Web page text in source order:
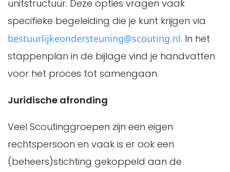
unitstructuur. Deze opties vragen vaak
specifieke begeleiding die je kunt krijgen via
bestuurlijkeondersteuning@scouting.nl. In het
stappenplan in de bijlage vind je handvatten
voor het proces tot samengaan.
Juridische afronding
Veel Scoutinggroepen zijn een eigen
rechtspersoon en vaak is er ook een
(beheers)stichting gekoppeld aan de